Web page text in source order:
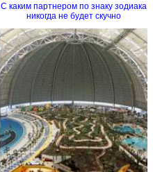
С каким партнером по знаку зодиака
никогда не будет скучно